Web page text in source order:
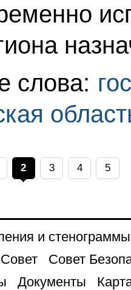
слова:
2 3 4 5
и стенограммы
Совет
Документы